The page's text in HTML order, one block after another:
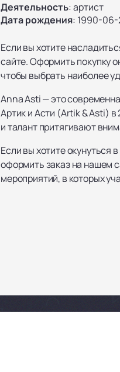
Деятельность:артист
Дата рождения: 1990-06-
Если вы хотите
сайте. Оформить покупку
чтобы выбрать наиболее
Anna Asti — это
Артик и Асти (Artik & Asti)
и талант притягивают
Если вы хотите окунуться
оформить заказ на нашем
мероприятий, в которых